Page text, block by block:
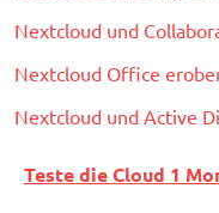
Nextcloud und
Nextcloud Office
Nextcloud und Active
Teste die Cloud 1